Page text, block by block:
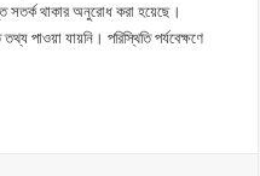
সতর্ক থাকার অনুরোধ করা হয়েছে।
পাওয়া যায়নি। পরিস্থিতি পর্যবেক্ষণে